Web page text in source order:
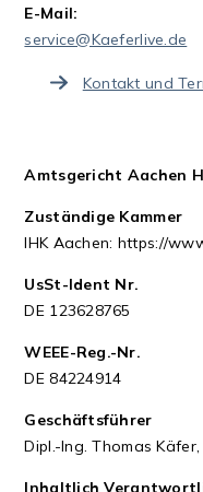
E-Mail:
service@Kaeferlive.de
Kontakt und
Amtsgericht Aachen
Zuständige Kammer
IHK Aachen: https://
UsSt-Ident Nr.
DE 123628765
WEEE-Reg.-Nr.
DE 84224914
Geschäftsführer
Dipl.-Ing. Thomas Käfer,
Inhaltlich